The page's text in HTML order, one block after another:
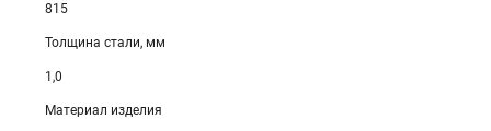
815
Толщина стали, мм
1,0
Материал изделия